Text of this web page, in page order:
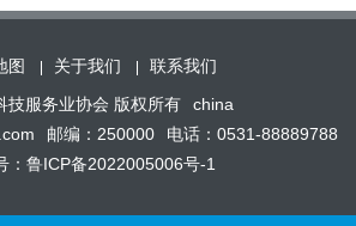
图 关于我们
联系我们
技服务业协会 版权所有
china
邮编：250000
电话：0531-88889788
：鲁ICP备2022005006号-1